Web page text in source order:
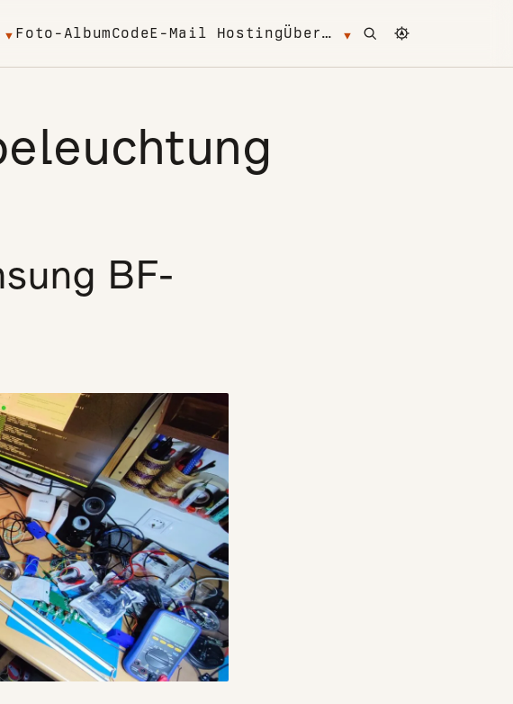
Foto-AlbumCodeE-Mail HostingÜber… Open search
Change color
BF-